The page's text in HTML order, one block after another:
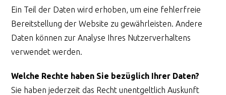
Ein Teil der Daten wird erhoben, um eine fehlerfreie
Bereitstellung der Website zu gewährleisten. Andere
Daten können zur Analyse Ihres Nutzerverhaltens
verwendet werden.
Welche Rechte haben Sie bezüglich Ihrer Daten?
Sie haben jederzeit das Recht unentgeltlich Auskunft